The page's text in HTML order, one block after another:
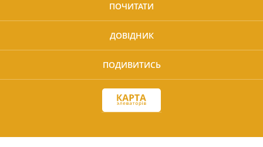
ПОЧИТАТИ
ДОВІДНИК
ПОДИВИТИСЬ